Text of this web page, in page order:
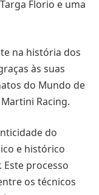
Florio e uma
na história dos
às suas
do Mundo de
Racing.
do
e histórico
processo
os técnicos